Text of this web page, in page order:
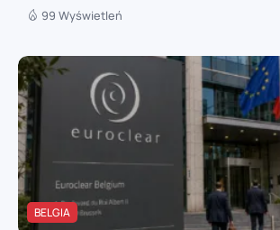
99 Wyświetleń
BELGIA